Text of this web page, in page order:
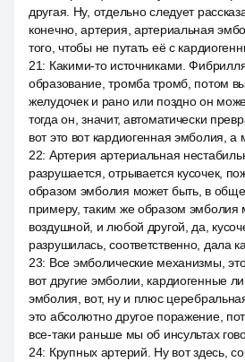
другая. Ну, отдельно следует
конечно, артерия, артериальная
того, чтобы не путать её с
21: Какими-то источниками.
образование, тромба тромб, потом
желудочек и рано или поздно он
тогда он, значит, автоматически
вот это вот кардиогенная эмболия, а
22: Артерия артериальная
разрушается, отрывается кусочек,
образом эмболия может быть, в
примеру, таким же образом эмболия
воздушной, и любой другой, да,
разрушилась, соответственно, дала
23: Все эмболические механизмы,
вот другие эмболии, кардиогенные
эмболия, вот, ну и плюс
это абсолютно другое поражение,
все-таки раньше мы об инсультах
24: Крупных артерий. Ну вот здесь,